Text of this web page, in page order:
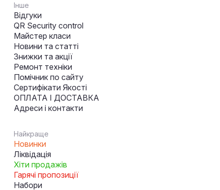
Інше
Відгуки
QR Security control
Майстер класи
Новини та статті
Знижки та акції
Ремонт техніки
Помічник по сайту
Сертифікати Якості
ОПЛАТА І ДОСТАВКА
Адреси і контакти
Найкраще
Новинки
Ліквідація
Хіти продажів
Гарячі пропозиції
Набори